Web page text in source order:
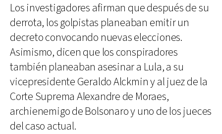
Los investigadores afirman que después de su
derrota, los golpistas planeaban emitir un
decreto convocando nuevas elecciones.
Asimismo, dicen que los conspiradores
también planeaban asesinar a Lula, a su
vicepresidente Geraldo Alckmin y al juez de la
Corte Suprema Alexandre de Moraes,
archienemigo de Bolsonaro y uno de los jueces
del caso actual.